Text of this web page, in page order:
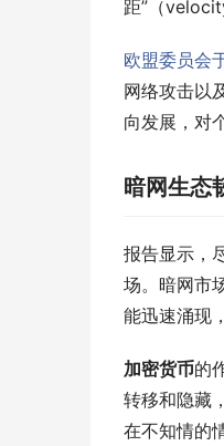
距”（
欧盟委员会
网络攻击以
向发展，对
暗网生态
报告显示，
场。暗网市
能迅速涌现
加密货币的
转移和隐藏
在不知情的